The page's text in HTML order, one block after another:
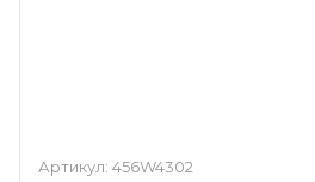
Артикул: 456W4302